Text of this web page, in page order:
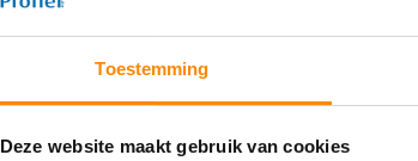
Toestemming
Deze website maakt gebruik van cookies
1.000 mm